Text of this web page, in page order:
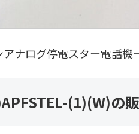
アナログ停電スター電話機
(1)(W)の